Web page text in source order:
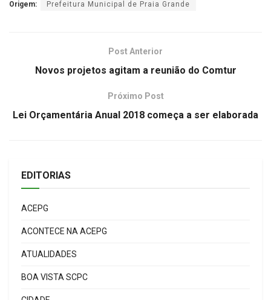
Origem: Prefeitura Municipal de Praia Grande
Post Anterior
Novos projetos agitam a reunião do Comtur
Próximo Post
Lei Orçamentária Anual 2018 começa a ser elaborada
EDITORIAS
ACEPG
ACONTECE NA ACEPG
ATUALIDADES
BOA VISTA SCPC